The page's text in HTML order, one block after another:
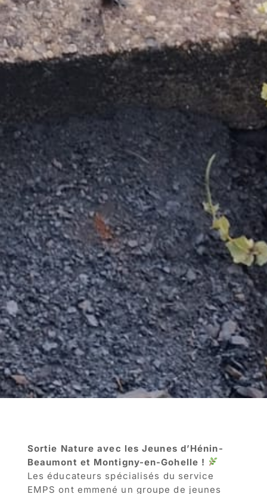
Sortie Nature avec les Jeunes d’Hénin-
Beaumont et Montigny-en-Gohelle !
Les éducateurs spécialisés du service
EMPS ont emmené un groupe de jeunes